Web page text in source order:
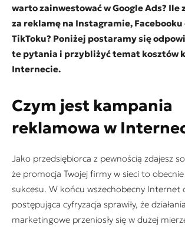
warto zainwestować w Google Ads? Ile
za reklamę na Instagramie, Facebooku
TikToku? Poniżej postaramy się
te pytania i przybliżyć temat kosztów
Internecie.
Czym jest kampania
reklamowa w
Jako przedsiębiorca z pewnością zdajesz
że promocja Twojej firmy w sieci to
sukcesu. W końcu wszechobecny Internet
postępująca cyfryzacja sprawiły, że działania
marketingowe przeniosły się w dużej